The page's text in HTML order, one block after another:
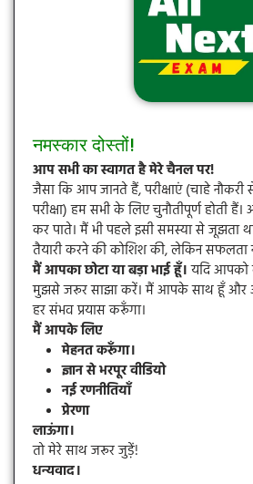
नमस्कार दोस्तों!
आप सभी का स्वागत है मेरे चैनल पर!
जैसा कि आप जानते हैं, परीक्षाएं (चाहे नौकरी
परीक्षा) हम सभी के लिए चुनौतीपूर्ण होती हैं।
कर पाते। मैं भी पहले इसी समस्या से जूझता
तैयारी करने की कोशिश की, लेकिन सफलता
मैं आपका छोटा या बड़ा भाई हूँ।यदि आपको
मुझसे जरूर साझा करें। मैं आपके साथ हूँ
हर संभव प्रयास करूँगा।
मैं आपके लिए
मेहनत करूँगा।
ज्ञान से भरपूर वीडियो
नई रणनीतियाँ
प्रेरणा
लाऊंगा।
तो मेरे साथ जरूर जुड़ें!
धन्यवाद।